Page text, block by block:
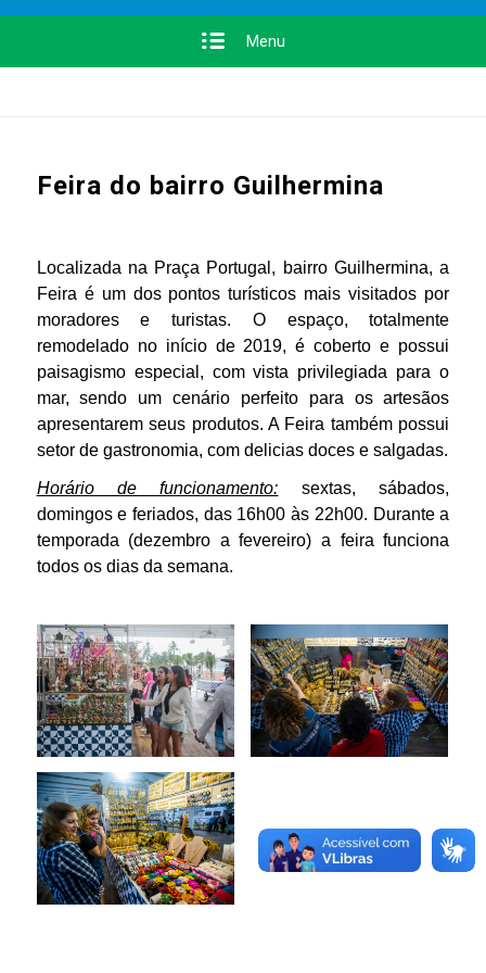
Menu
Feira do bairro Guilhermina
Localizada na Praça Portugal, bairro Guilhermina, a
Feira é um dos pontos turísticos mais visitados por
moradores e turistas. O espaço, totalmente
remodelado no início de 2019, é coberto e possui
paisagismo especial, com vista privilegiada para o
mar, sendo um cenário perfeito para os artesãos
apresentarem seus produtos. A Feira também possui
setor de gastronomia, com delicias doces e salgadas.
Horário de funcionamento: sextas, sábados,
domingos e feriados, das 16h00 às 22h00. Durante a
temporada (dezembro a fevereiro) a feira funciona
todos os dias da semana.